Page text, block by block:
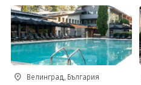
Велинград, България